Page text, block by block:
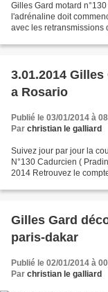
Gilles Gard motard
l'adrénaline doit
avec les retransmissions
3.01.2014
a Rosario
Publié le 03/01/2014 à
Par christian le galliard
Suivez jour par jour la
N°130 Cadurcien (
2014 Retrouvez le
Gilles Gard
paris-dakar
Publié le 02/01/2014 à
Par christian le galliard